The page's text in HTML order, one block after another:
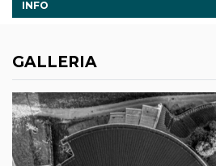
INFO
GALLERIA